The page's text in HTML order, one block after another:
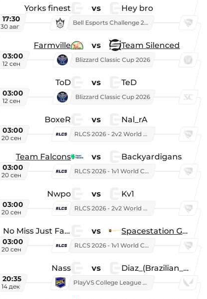
Yorks finest vs Hey bro
17:30
30 авг
Bell Esports Challenge 2026
Farmville vs Team Silenced
03:00
12 сен
Blizzard Classic Cup 2026
ToD vs TeD
03:00
12 сен
Blizzard Classic Cup 2026
BoxeR vs Nal_rA
03:00
20 сен
RLCS 2026 - 2v2 World Championship
Team Falcons vs Backyardigans
03:00
20 сен
RLCS 2026 - 1v1 World Championship
Nwpo vs Kv1
03:00
20 сен
RLCS 2026 - 2v2 World Championship
No Miss Just Fake vs Spacestation Gaming
03:00
20 сен
RLCS 2026 - 1v1 World Championship
Nass vs Diaz_(Brazilian_Player)
20:35
14 дек
PlayVS College League 2025: Fall